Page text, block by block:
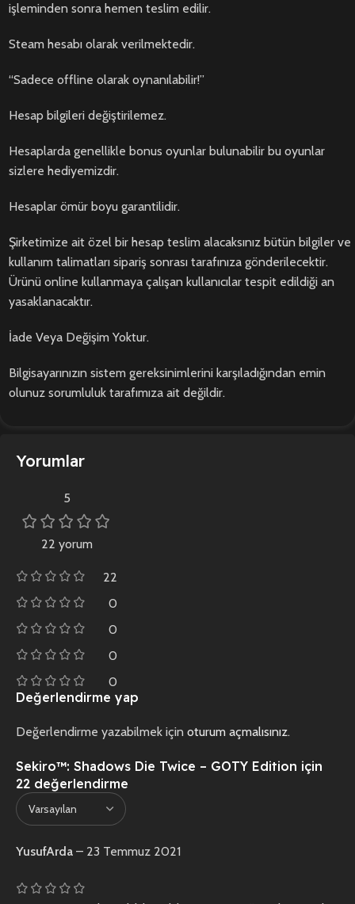
işleminden sonra hemen teslim edilir.
Steam hesabı olarak verilmektedir.
“Sadece offline olarak oynanılabilir!”
Hesap bilgileri değiştirilemez.
Hesaplarda genellikle bonus oyunlar bulunabilir bu oyunlar
sizlere hediyemizdir.
Hesaplar ömür boyu garantilidir.
Şirketimize ait özel bir hesap teslim alacaksınız bütün bilgiler ve
kullanım talimatları sipariş sonrası tarafınıza gönderilecektir.
Ürünü online kullanmaya çalışan kullanıcılar tespit edildiği an
yasaklanacaktır.
İade Veya Değişim Yoktur.
Bilgisayarınızın sistem gereksinimlerini karşıladığından emin
olunuz sorumluluk tarafımıza ait değildir.
Yorumlar
5
22 yorum
22
0
0
0
0
Sekiro™: Shadows Die Twice – GOTY Edition için
22 değerlendirme
YusufArda – 23 Temmuz 2021
Değerlendirme yap
Değerlendirme yazabilmek için oturum açmalısınız.